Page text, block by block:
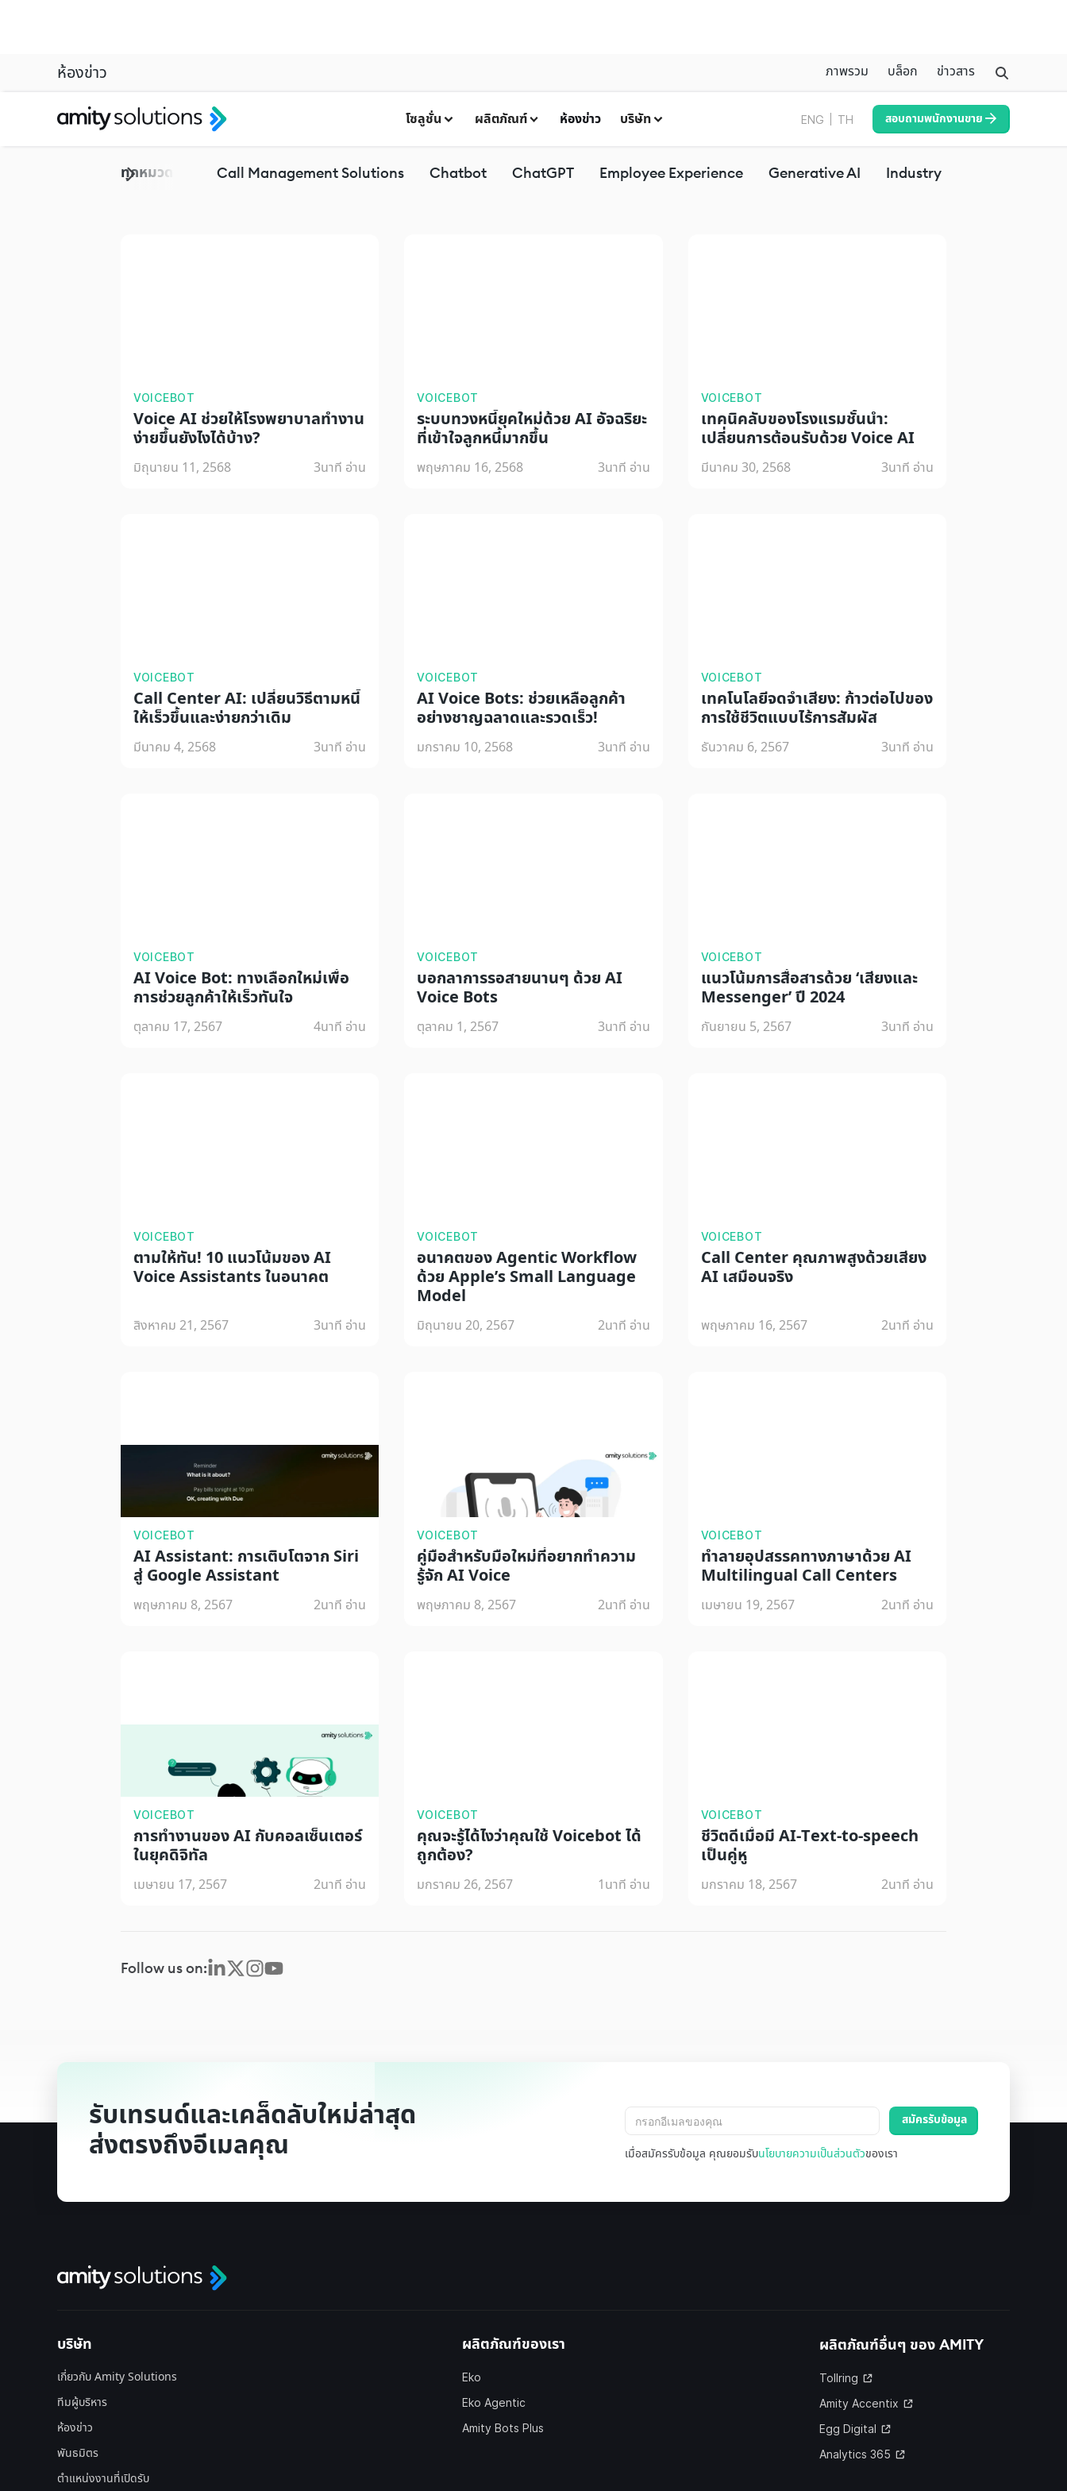
โซลูชั่น ผลิตภัณฑ์ ห้องข่าว บริษัท ENG TH สอบถามพนักงานขาย
Newsroom Overview Blog News
ห้องข่าว ภาพรวม บล็อก ข่าวสาร
Voicebot
ทุกหมวดหมู่ Call Management Solutions Chatbot ChatGPT Employee Experience Generative AI Industry
VOICEBOT
Voice AI ช่วยให้โรงพยาบาลทำงาน
ง่ายขึ้นยังไงได้บ้าง?
มิถุนายน 11, 2568 3นาที อ่าน
VOICEBOT
ระบบทวงหนี้ยุคใหม่ด้วย AI อัจฉริยะ
ที่เข้าใจลูกหนี้มากขึ้น
พฤษภาคม 16, 2568 3นาที อ่าน
VOICEBOT
เทคนิคลับของโรงแรมชั้นนำ:
เปลี่ยนการต้อนรับด้วย Voice AI
มีนาคม 30, 2568 3นาที อ่าน
VOICEBOT
Call Center AI: เปลี่ยนวิธีตามหนี้
ให้เร็วขึ้นและง่ายกว่าเดิม
มีนาคม 4, 2568 3นาที อ่าน
VOICEBOT
AI Voice Bots: ช่วยเหลือลูกค้า
อย่างชาญฉลาดและรวดเร็ว!
มกราคม 10, 2568 3นาที อ่าน
VOICEBOT
เทคโนโลยีจดจำเสียง: ก้าวต่อไปของ
การใช้ชีวิตแบบไร้การสัมผัส
ธันวาคม 6, 2567 3นาที อ่าน
VOICEBOT
AI Voice Bot: ทางเลือกใหม่เพื่อ
การช่วยลูกค้าให้เร็วทันใจ
ตุลาคม 17, 2567 4นาที อ่าน
VOICEBOT
บอกลาการรอสายนานๆ ด้วย AI
Voice Bots
ตุลาคม 1, 2567 3นาที อ่าน
VOICEBOT
แนวโน้มการสื่อสารด้วย ‘เสียงและ
Messenger’ ปี 2024
กันยายน 5, 2567 3นาที อ่าน
VOICEBOT
ตามให้ทัน! 10 แนวโน้มของ AI
Voice Assistants ในอนาคต
สิงหาคม 21, 2567 3นาที อ่าน
VOICEBOT
อนาคตของ Agentic Workflow
ด้วย Apple’s Small Language
Model
มิถุนายน 20, 2567 2นาที อ่าน
VOICEBOT
Call Center คุณภาพสูงด้วยเสียง
AI เสมือนจริง
พฤษภาคม 16, 2567 2นาที อ่าน
VOICEBOT
AI Assistant: การเติบโตจาก Siri
สู่ Google Assistant
พฤษภาคม 8, 2567 2นาที อ่าน
VOICEBOT
คู่มือสำหรับมือใหม่ที่อยากทำความ
รู้จัก AI Voice
พฤษภาคม 8, 2567 2นาที อ่าน
VOICEBOT
ทำลายอุปสรรคทางภาษาด้วย AI
Multilingual Call Centers
เมษายน 19, 2567 2นาที อ่าน
VOICEBOT
การทำงานของ AI กับคอลเซ็นเตอร์
ในยุคดิจิทัล
เมษายน 17, 2567 2นาที อ่าน
VOICEBOT
คุณจะรู้ได้ไงว่าคุณใช้ Voicebot ได้
ถูกต้อง?
มกราคม 26, 2567 1นาที อ่าน
VOICEBOT
ชีวิตดีเมื่อมี AI-Text-to-speech
เป็นคู่หู
มกราคม 18, 2567 2นาที อ่าน
Follow us on:
รับเทรนด์และเคล็ดลับใหม่ล่าสุด
ส่งตรงถึงอีเมลคุณ เมื่อสมัครรับข้อมูล คุณยอมรับนโยบายความเป็นส่วนตัวของเรา
บริษัท
เกี่ยวกับ Amity Solutions
ทีมผู้บริหาร
ห้องข่าว
พันธมิตร
ตำแหน่งงานที่เปิดรับ
ผลิตภัณฑ์ของเรา
Eko
Eko Agentic
Amity Bots Plus
ผลิตภัณฑ์อื่นๆ ของ AMITY
Tollring
Amity Accentix
Egg Digital
Analytics 365